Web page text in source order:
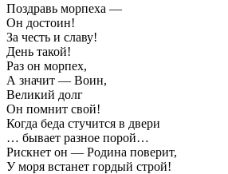
Поздравь морпеха —
Он достоин!
За честь и славу!
День такой!
Раз он морпех,
А значит — Воин,
Великий долг
Он помнит свой!
Когда беда стучится в двери
… бывает разное порой…
Рискнет он — Родина поверит,
У моря встанет гордый строй!